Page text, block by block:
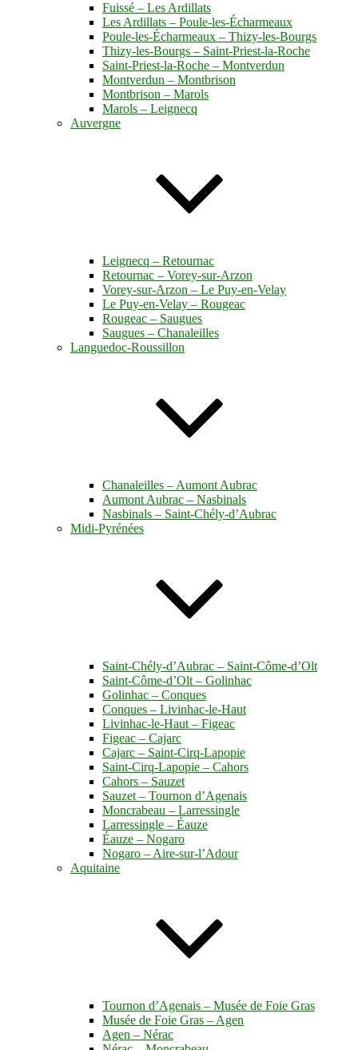
Fuissé – Les Ardillats
Les Ardillats – Poule-les-Écharmeaux
Poule-les-Écharmeaux – Thizy-les-Bourgs
Thizy-les-Bourgs – Saint-Priest-la-Roche
Saint-Priest-la-Roche – Montverdun
Montverdun – Montbrison
Montbrison – Marols
Marols – Leignecq
Auvergne
Leignecq – Retournac
Retournac – Vorey-sur-Arzon
Vorey-sur-Arzon – Le Puy-en-Velay
Le Puy-en-Velay – Rougeac
Rougeac – Saugues
Saugues – Chanaleilles
Languedoc-Roussillon
Chanaleilles – Aumont Aubrac
Aumont Aubrac – Nasbinals
Nasbinals – Saint-Chély-d’Aubrac
Midi-Pyrénées
Saint-Chély-d’Aubrac – Saint-Côme-d’Olt
Saint-Côme-d’Olt – Golinhac
Golinhac – Conques
Conques – Livinhac-le-Haut
Livinhac-le-Haut – Figeac
Figeac – Cajarc
Cajarc – Saint-Cirq-Lapopie
Saint-Cirq-Lapopie – Cahors
Cahors – Sauzet
Sauzet – Tournon d’Agenais
Moncrabeau – Larressingle
Larressingle – Éauze
Éauze – Nogaro
Nogaro – Aire-sur-l’Adour
Aquitaine
Tournon d’Agenais – Musée de Foie Gras
Musée de Foie Gras – Agen
Agen – Nérac